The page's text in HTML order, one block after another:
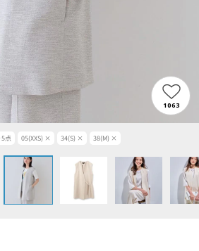
5点 05(XXS) × 34(S) × 38(M) ×
1063